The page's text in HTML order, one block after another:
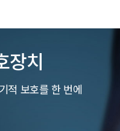
장치
적 보호를 한 번에